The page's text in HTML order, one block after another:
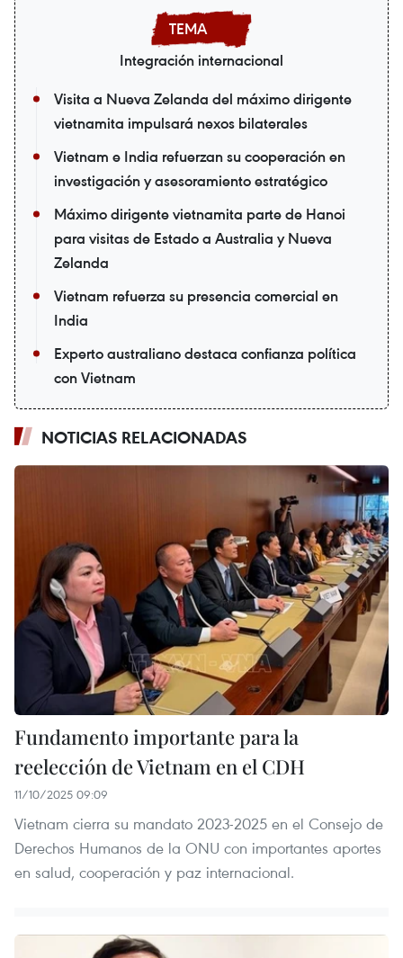
Integración internacional
Visita a Nueva Zelanda del máximo dirigente
vietnamita impulsará nexos bilaterales
Vietnam e India refuerzan su cooperación en
investigación y asesoramiento estratégico
Máximo dirigente vietnamita parte de Hanoi
para visitas de Estado a Australia y Nueva
Zelanda
Vietnam refuerza su presencia comercial en
India
Experto australiano destaca confianza política
con Vietnam
NOTICIAS RELACIONADAS
Fundamento importante para la
reelección de Vietnam en el CDH
11/10/2025 09:09
Vietnam cierra su mandato 2023-2025 en el Consejo de
Derechos Humanos de la ONU con importantes aportes
en salud, cooperación y paz internacional.